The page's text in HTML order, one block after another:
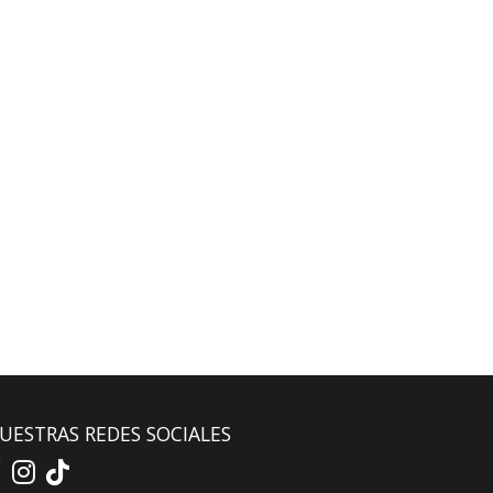
REDES SOCIALES